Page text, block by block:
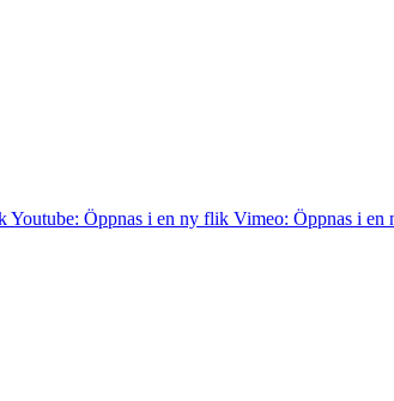
Youtube: Öppnas i en ny flik Vimeo: Öppnas i en